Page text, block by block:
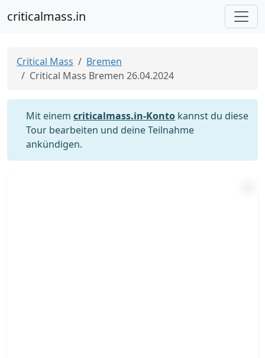
criticalmass.in
Critical Mass
Bremen
Critical Mass Bremen 26.04.2024
Mit einem criticalmass.in-Konto kannst du diese
Tour bearbeiten und deine Teilnahme
ankündigen.